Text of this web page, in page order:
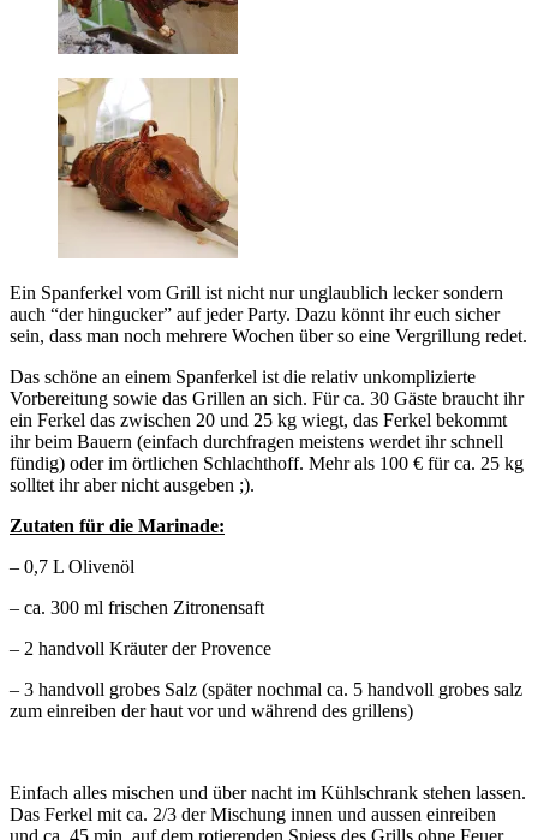
Ein Spanferkel vom Grill ist nicht nur unglaublich lecker sondern
auch “der hingucker” auf jeder Party. Dazu könnt ihr euch sicher
sein, dass man noch mehrere Wochen über so eine Vergrillung redet.
Das schöne an einem Spanferkel ist die relativ unkomplizierte
Vorbereitung sowie das Grillen an sich. Für ca. 30 Gäste braucht ihr
ein Ferkel das zwischen 20 und 25 kg wiegt, das Ferkel bekommt
ihr beim Bauern (einfach durchfragen meistens werdet ihr schnell
fündig) oder im örtlichen Schlachthoff. Mehr als 100 € für ca. 25 kg
solltet ihr aber nicht ausgeben ;).
Zutaten für die Marinade:
– 0,7 L Olivenöl
– ca. 300 ml frischen Zitronensaft
– 2 handvoll Kräuter der Provence
– 3 handvoll grobes Salz (später nochmal ca. 5 handvoll grobes salz
zum einreiben der haut vor und während des grillens)
Einfach alles mischen und über nacht im Kühlschrank stehen lassen.
Das Ferkel mit ca. 2/3 der Mischung innen und aussen einreiben